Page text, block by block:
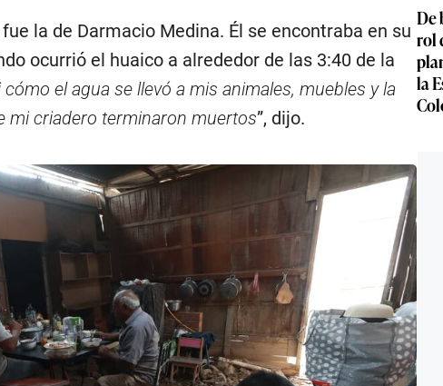
la de Darmacio Medina. Él se encontraba en su
ocurrió el huaico a alrededor de las 3:40 de la
cómo el agua se llevó a mis animales, muebles y la
mi criadero terminaron muertos”, dijo.
De
rol
la